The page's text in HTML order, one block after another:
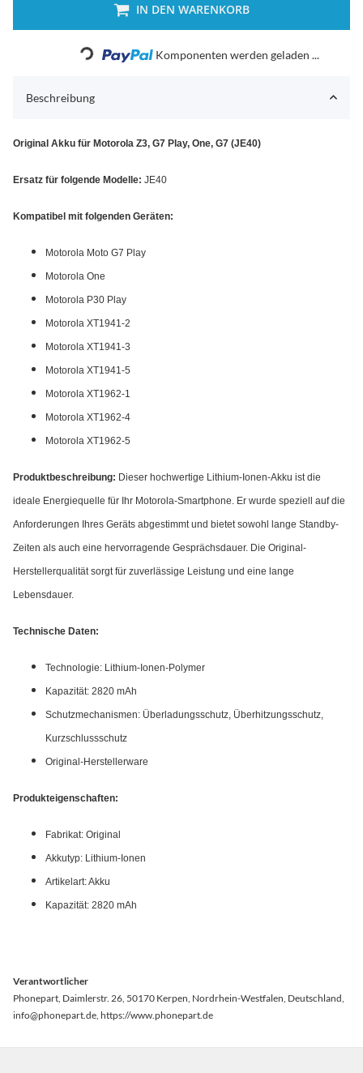
IN DEN WARENKORB
Loading... Komponenten werden geladen ...
Beschreibung
Original Akku für Motorola Z3, G7 Play, One, G7 (JE40)
Ersatz für folgende Modelle: JE40
Kompatibel mit folgenden Geräten:
Motorola Moto G7 Play
Motorola One
Motorola P30 Play
Motorola XT1941-2
Motorola XT1941-3
Motorola XT1941-5
Motorola XT1962-1
Motorola XT1962-4
Motorola XT1962-5
Produktbeschreibung: Dieser hochwertige Lithium-Ionen-Akku ist die
ideale Energiequelle für Ihr Motorola-Smartphone. Er wurde speziell auf die
Anforderungen Ihres Geräts abgestimmt und bietet sowohl lange Standby-
Zeiten als auch eine hervorragende Gesprächsdauer. Die Original-
Herstellerqualität sorgt für zuverlässige Leistung und eine lange
Lebensdauer.
Technische Daten:
Technologie: Lithium-Ionen-Polymer
Kapazität: 2820 mAh
Schutzmechanismen: Überladungsschutz, Überhitzungsschutz,
Kurzschlussschutz
Original-Herstellerware
Produkteigenschaften:
Fabrikat: Original
Akkutyp: Lithium-Ionen
Artikelart: Akku
Kapazität: 2820 mAh
Verantwortlicher
Phonepart, Daimlerstr. 26, 50170 Kerpen, Nordrhein-Westfalen, Deutschland,
info@phonepart.de, https://www.phonepart.de